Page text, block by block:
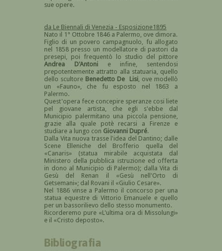
sue opere.
da Le Biennali di Venezia - Esposizione1895
Nato il 1° Ottobre 1846 a Palermo, ove dimora.
Figlio di un povero campagnuolo, fu allogato
nel 1858 presso un modellatore di pastori da
presepi, poi frequentò lo studio del pittore
Andrea D'Antonie infine, sentendosi
prepotentemente attratto alla statuaria, quello
dello scultore Benedetto De Lisi, ove modellò
un «Fauno», che fu esposto nel 1863 a
Palermo.
Quest'opera fece concepire speranze cosi liete
pel giovane artista, che egli s'ebbe dal
Municipio palermitano una piccola pensione,
grazie alla quale potè recarsi a Firenze e
studiare a lungo con Giovanni Dupré.
Dalla Vita nuova trasse l'idea del Dantino; dalle
Scene Elleniche del Brofferio quella del
«Canaris» (statua mirabile acquistata dal
Ministero della pubblica istruzione ed offerta
in dono al Municipio di Palermo); dalla Vita di
Gesù del Renan il «Gesù nell'Orto di
Getsemani»; dal Rovani il «Giulio Cesare».
Nel 1886 vinse a Palermo il concorso per una
statua equestre di Vittorio Emanuele e quello
per un bassorilievo dello stesso monumento.
Ricorderemo pure «L'ultima ora di Missolungi»
e il «Cristo deposto».
Bibliografia